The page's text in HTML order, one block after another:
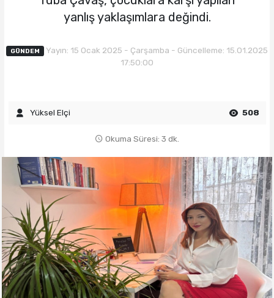
yanlış yaklaşımlara değindi.
GÜNDEM
Yayın: 15 Ocak 2025 - Çarşamba - Güncelleme: 15.01.2025
17:50:00
Yüksel Elçi 508
Okuma Süresi: 3 dk.